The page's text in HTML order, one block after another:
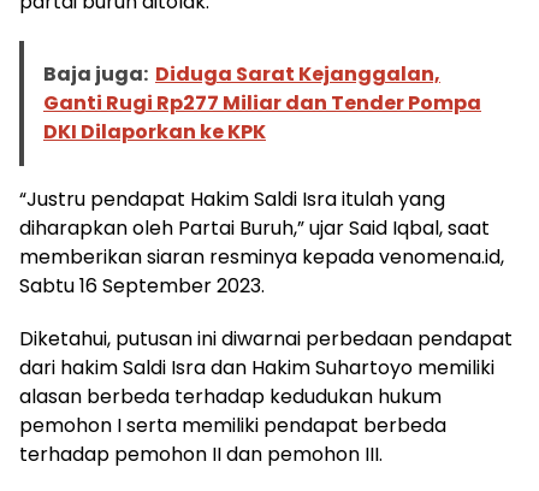
Baja juga: Diduga Sarat Kejanggalan,
Ganti Rugi Rp277 Miliar dan Tender Pompa
DKI Dilaporkan ke KPK
“Justru pendapat Hakim Saldi Isra itulah yang
diharapkan oleh Partai Buruh,” ujar Said Iqbal, saat
memberikan siaran resminya kepada venomena.id,
Sabtu 16 September 2023.
Diketahui, putusan ini diwarnai perbedaan pendapat
dari hakim Saldi Isra dan Hakim Suhartoyo memiliki
alasan berbeda terhadap kedudukan hukum
pemohon I serta memiliki pendapat berbeda
terhadap pemohon II dan pemohon III.